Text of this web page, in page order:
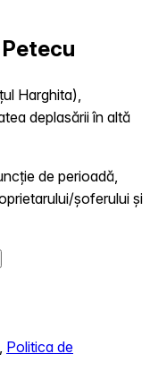
Petecu
Harghita),
deplasării în altă
de perioadă,
șoferului și
Politica de